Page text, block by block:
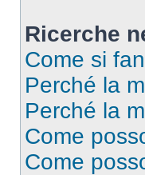
Ricerche
Come si
Perché la
Perché la
Come
Come